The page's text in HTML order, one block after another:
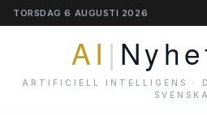
TORSDAG 6 AUGUSTI 2026
AI |
ARTIFICIELL INTELLIGENS ·
SVENSKA